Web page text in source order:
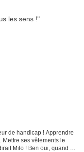
de handicap ! Apprendre
ses vêtements le
Milo ! Ben oui, quand il